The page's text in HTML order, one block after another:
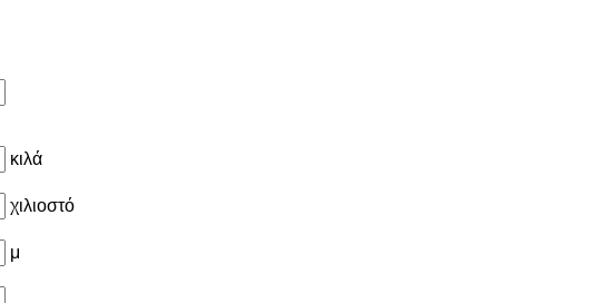
κιλά
χιλιοστό
μ